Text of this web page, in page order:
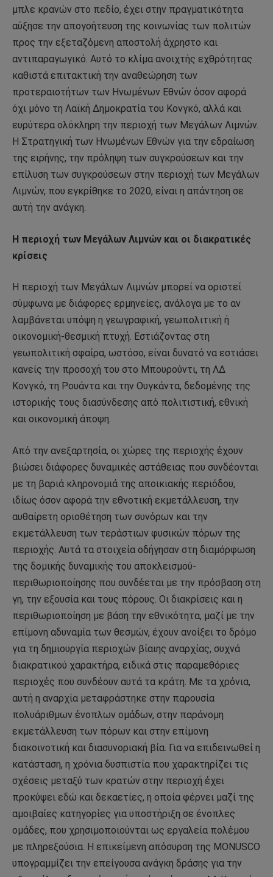
μπλε κρανών στο πεδίο, έχει στην πραγματικότητα
αύξησε την απογοήτευση της κοινωνίας των πολιτών
προς την εξεταζόμενη αποστολή άχρηστο και
αντιπαραγωγικό. Αυτό το κλίμα ανοιχτής εχθρότητας
καθιστά επιτακτική την αναθεώρηση των
προτεραιοτήτων των Ηνωμένων Εθνών όσον αφορά
όχι μόνο τη Λαϊκή Δημοκρατία του Κονγκό, αλλά και
ευρύτερα ολόκληρη την περιοχή των Μεγάλων Λιμνών.
Η Στρατηγική των Ηνωμένων Εθνών για την εδραίωση
της ειρήνης, την πρόληψη των συγκρούσεων και την
επίλυση των συγκρούσεων στην περιοχή των Μεγάλων
Λιμνών, που εγκρίθηκε το 2020, είναι η απάντηση σε
αυτή την ανάγκη.
Η περιοχή των Μεγάλων Λιμνών και οι διακρατικές
κρίσεις
Η περιοχή των Μεγάλων Λιμνών μπορεί να οριστεί
σύμφωνα με διάφορες ερμηνείες, ανάλογα με το αν
λαμβάνεται υπόψη η γεωγραφική, γεωπολιτική ή
οικονομική-θεσμική πτυχή. Εστιάζοντας στη
γεωπολιτική σφαίρα, ωστόσο, είναι δυνατό να εστιάσει
κανείς την προσοχή του στο Μπουρούντι, τη ΛΔ
Κονγκό, τη Ρουάντα και την Ουγκάντα, δεδομένης της
ιστορικής τους διασύνδεσης από πολιτιστική, εθνική
και οικονομική άποψη.
Από την ανεξαρτησία, οι χώρες της περιοχής έχουν
βιώσει διάφορες δυναμικές αστάθειας που συνδέονται
με τη βαριά κληρονομιά της αποικιακής περιόδου,
ιδίως όσον αφορά την εθνοτική εκμετάλλευση, την
αυθαίρετη οριοθέτηση των συνόρων και την
εκμετάλλευση των τεράστιων φυσικών πόρων της
περιοχής. Αυτά τα στοιχεία οδήγησαν στη διαμόρφωση
της δομικής δυναμικής του αποκλεισμού-
περιθωριοποίησης που συνδέεται με την πρόσβαση στη
γη, την εξουσία και τους πόρους. Οι διακρίσεις και η
περιθωριοποίηση με βάση την εθνικότητα, μαζί με την
επίμονη αδυναμία των θεσμών, έχουν ανοίξει το δρόμο
για τη δημιουργία περιοχών βίαιης αναρχίας, συχνά
διακρατικού χαρακτήρα, ειδικά στις παραμεθόριες
περιοχές που συνδέουν αυτά τα κράτη. Με τα χρόνια,
αυτή η αναρχία μεταφράστηκε στην παρουσία
πολυάριθμων ένοπλων ομάδων, στην παράνομη
εκμετάλλευση των πόρων και στην επίμονη
διακοινοτική και διασυνοριακή βία. Για να επιδεινωθεί η
κατάσταση, η χρόνια δυσπιστία που χαρακτηρίζει τις
σχέσεις μεταξύ των κρατών στην περιοχή έχει
προκύψει εδώ και δεκαετίες, η οποία φέρνει μαζί της
αμοιβαίες κατηγορίες για υποστήριξη σε ένοπλες
ομάδες, που χρησιμοποιούνται ως εργαλεία πολέμου
με πληρεξούσια. Η επικείμενη απόσυρση της MONUSCO
υπογραμμίζει την επείγουσα ανάγκη δράσης για την